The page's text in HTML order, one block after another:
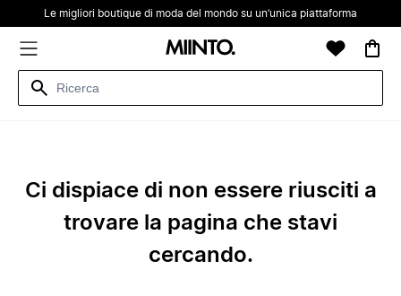
Le migliori boutique di moda del mondo su un’unica piattaforma
Ci dispiace di non essere riusciti a
trovare la pagina che stavi
cercando.